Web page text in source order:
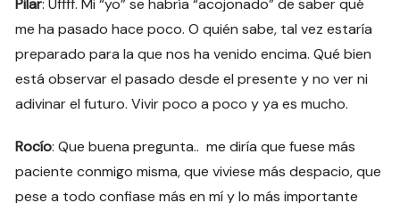
Pilar: Uffff. Mi “yo” se habría “acojonado” de saber qué
me ha pasado hace poco. O quién sabe, tal vez estaría
preparado para la que nos ha venido encima. Qué bien
está observar el pasado desde el presente y no ver ni
adivinar el futuro. Vivir poco a poco y ya es mucho.
Rocío: Que buena pregunta.. me diría que fuese más
paciente conmigo misma, que viviese más despacio, que
pese a todo confiase más en mí y lo más importante